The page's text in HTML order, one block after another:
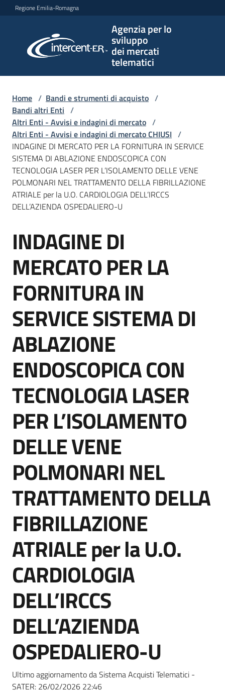
Vai al contenuto
Vai alla navigazione
Vai al footer
Regione Emilia-Romagna
Agenzia per lo
sviluppo
dei mercati
telematici
per lo
sviluppo
telematici
L'Agenzia
Bandi
e
strumenti
acquisto
Supporto
Piattaforme
telematiche
English
site
Seguici
su
Home / Bandi e strumenti di acquisto /
Bandi altri Enti /
Altri Enti - Avvisi e indagini di mercato /
Altri Enti - Avvisi e indagini di mercato CHIUSI /
INDAGINE DI MERCATO PER LA FORNITURA IN SERVICE
SISTEMA DI ABLAZIONE ENDOSCOPICA CON
TECNOLOGIA LASER PER L’ISOLAMENTO DELLE VENE
POLMONARI NEL TRATTAMENTO DELLA FIBRILLAZIONE
ATRIALE per la U.O. CARDIOLOGIA DELL’IRCCS
DELL’AZIENDA OSPEDALIERO-U
Salta al contenuto
INDAGINE DI
MERCATO PER LA
FORNITURA IN
SERVICE SISTEMA DI
ABLAZIONE
ENDOSCOPICA CON
TECNOLOGIA LASER
PER L’ISOLAMENTO
DELLE VENE
POLMONARI NEL
TRATTAMENTO DELLA
FIBRILLAZIONE
ATRIALE per la U.O.
CARDIOLOGIA
DELL’IRCCS
DELL’AZIENDA
OSPEDALIERO-U
Ultimo aggiornamento da Sistema Acquisti Telematici -
SATER: 26/02/2026 22:46